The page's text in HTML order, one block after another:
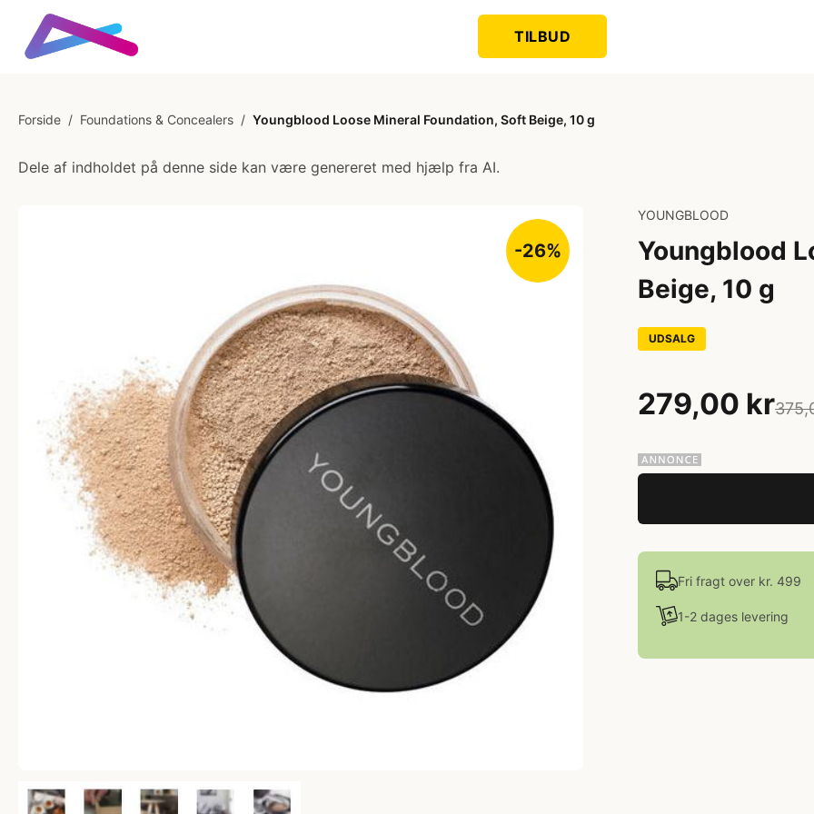
TILBUD
Forside / Foundations & Concealers / Youngblood Loose Mineral Foundation, Soft Beige, 10 g
Dele af indholdet på denne side kan være genereret med hjælp fra AI.
-26%
YOUNGBLOOD
Youngblood
Beige, 10 g
UDSALG
279,00 kr
Fri fragt over kr. 499
1-2 dages levering